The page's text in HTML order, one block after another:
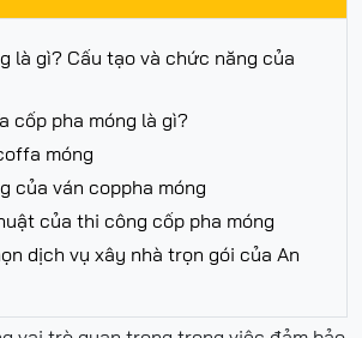
là gì? Cấu tạo và chức năng của
cốp pha móng là gì?
móng
của ván coppha móng
của thi công cốp pha móng
dịch vụ xây nhà trọn gói của An